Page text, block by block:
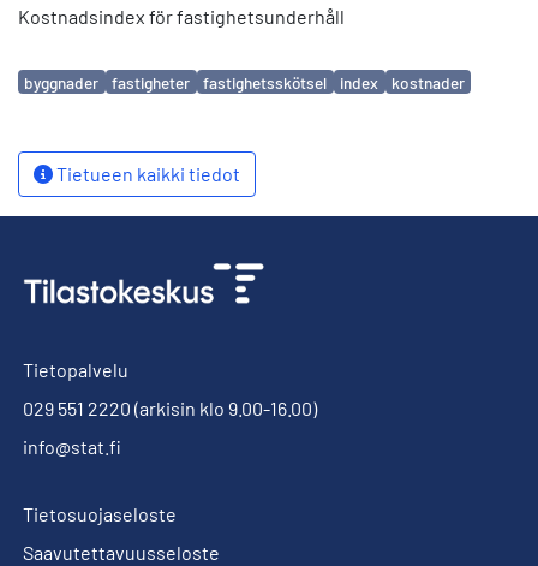
Kostnadsindex för fastighetsunderhåll
Avainsanat
byggnader fastigheter fastighetsskötsel index kostnader
Tietueen kaikki tiedot
Tietopalvelu
029 551 2220 (arkisin klo 9.00-16.00)
info@stat.fi
Tietosuojaseloste
Saavutettavuusseloste